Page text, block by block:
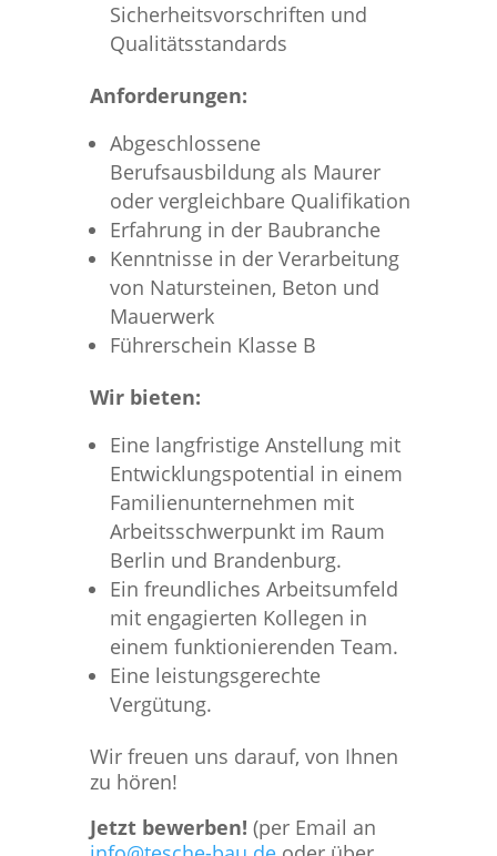
Sicherheitsvorschriften und
Qualitätsstandards
Anforderungen:
Abgeschlossene
Berufsausbildung als Maurer
oder vergleichbare Qualifikation
Erfahrung in der Baubranche
Kenntnisse in der Verarbeitung
von Natursteinen, Beton und
Mauerwerk
Führerschein Klasse B
Wir bieten:
Eine langfristige Anstellung mit
Entwicklungspotential in einem
Familienunternehmen mit
Arbeitsschwerpunkt im Raum
Berlin und Brandenburg.
Ein freundliches Arbeitsumfeld
mit engagierten Kollegen in
einem funktionierenden Team.
Eine leistungsgerechte
Vergütung.
Wir freuen uns darauf, von Ihnen
zu hören!
Jetzt bewerben! (per Email an